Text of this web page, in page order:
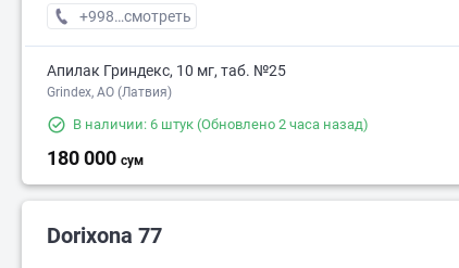
+998 (50) XXX-XX-XX
смотреть
Апилак Гриндекс, 10 мг, таб. №25
Grindex, АО (Латвия)
В наличии: 6 штук (Обновлено 2 часа назад)
180 000 сум
Dorixona 77